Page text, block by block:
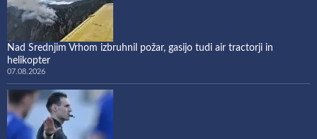
Nad Srednjim Vrhom izbruhnil požar, gasijo tudi air tractorji in
helikopter
07.08.2026